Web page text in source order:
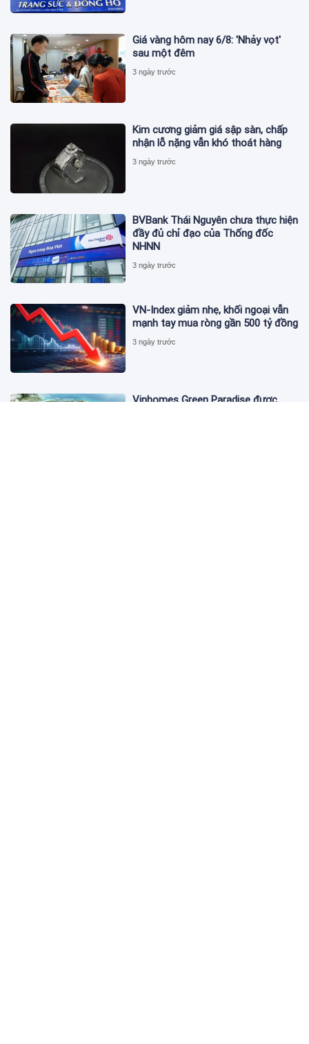
Giá vàng hôm nay 6/8: 'Nhảy vọt'
sau một đêm
3 ngày trước
Kim cương giảm giá sập sàn, chấp
nhận lỗ nặng vẫn khó thoát hàng
3 ngày trước
BVBank Thái Nguyên chưa thực hiện
đầy đủ chỉ đạo của Thống đốc
NHNN
3 ngày trước
VN-Index giảm nhẹ, khối ngoại vẫn
mạnh tay mua ròng gần 500 tỷ đồng
3 ngày trước
Vinhomes Green Paradise được